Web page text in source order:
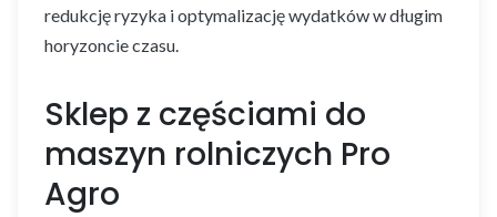
redukcję ryzyka i optymalizację wydatków w długim
horyzoncie czasu.
Sklep z częściami do
maszyn rolniczych Pro
Agro